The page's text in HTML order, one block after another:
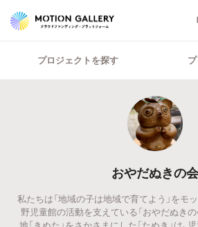
プロジェクトを探す
おやだぬきの会
私たちは「地域の子は地域で育てよう」をモ
野児童館の活動を支えている「おやだぬき